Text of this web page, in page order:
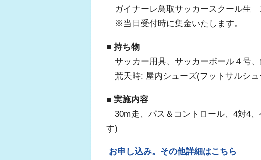
ガイナーレ鳥取サッカースクール生
※当日受付時に集金いたします。
■ 持ち物
サッカー用具、サッカーボール４号
荒天時: 屋内シューズ(フットサルシュ
■ 実施内容
30m走、パス＆コントロール、4対4
す)
お申し込み。その他詳細はこちら